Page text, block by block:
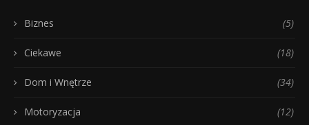
Biznes (5)
Ciekawe (18)
Dom i Wnętrze (34)
Motoryzacja (12)